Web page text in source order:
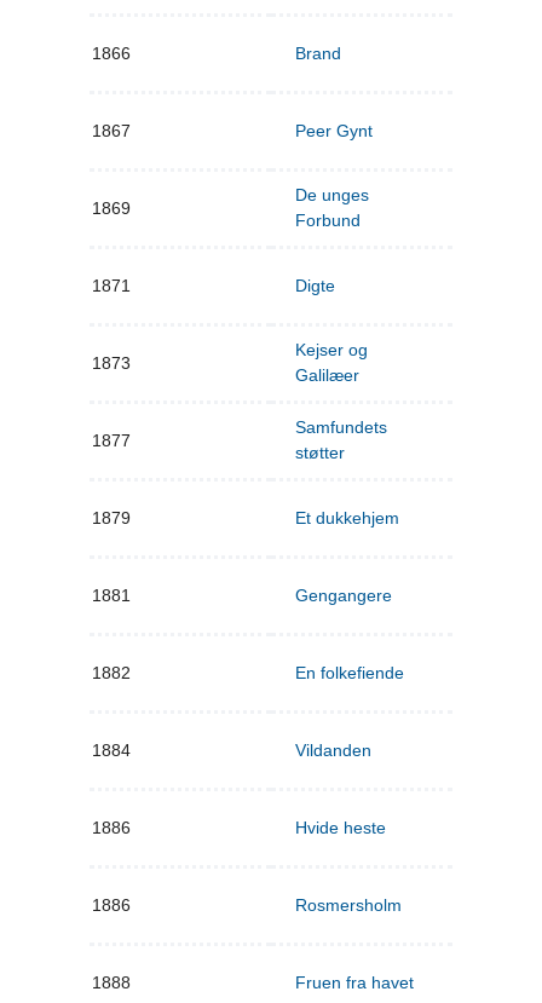
1866 Brand
1867 Peer Gynt
1869
De unges
Forbund
1871 Digte
1873
Kejser og
Galilæer
1877
Samfundets
støtter
1879 Et dukkehjem
1881 Gengangere
1882 En folkefiende
1884 Vildanden
1886 Hvide heste
1886 Rosmersholm
1888 Fruen fra havet